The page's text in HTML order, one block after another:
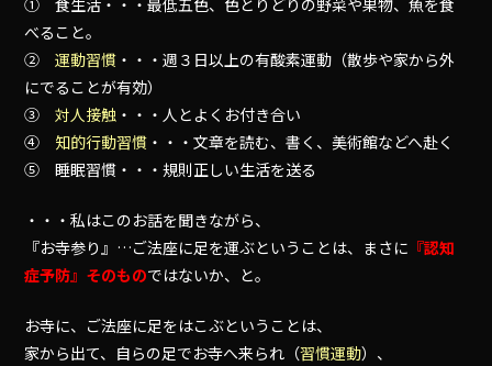
① 食生活・・・最低五色、色とりどりの野菜や果物、魚を食
べること。
②運動習慣 ・・・週３日以上の有酸素運動（散歩や家から外
にでることが有効）
③対人接触 ・・・人とよくお付き合い
④ 知的行動習慣 ・・・文章を読む、書く、美術館などへ赴く
⑤ 睡眠習慣・・・規則正しい生活を送る
・・・私はこのお話を聞きながら、
『お寺参り』…ご法座に足を運ぶということは、まさに 『認知
症予防』そのものではないか、と。
お寺に、ご法座に足をはこぶということは、
家から出て、自らの足でお寺へ来られ（習慣運動）、